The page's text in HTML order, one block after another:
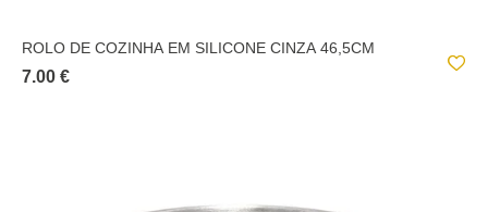
ROLO DE COZINHA EM SILICONE CINZA 46,5CM
7.00 €